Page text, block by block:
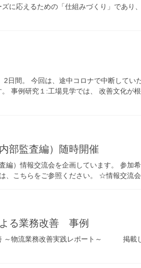
に応えるための「仕組みづくり」であり
日間。 今回は、途中コロナで中断してい
事例研究１:工場見学では、 改善文化が
部監査編）随時開催
編）情報交流会を企画しています。 参加
、こちらをご参照ください。 ☆情報交流
よる業務改善 事例
～物流業務改善実践レポート～ 掲載